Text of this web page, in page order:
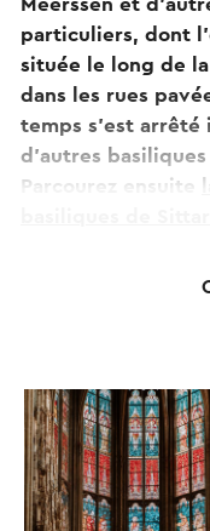
particuliers, dont
située le long de la
dans les rues
temps s'est arrêté
d'autres
Parcourez ensuite
Les portes de la
les histoires
Ce texte a été traduit
de traduction en ligne.